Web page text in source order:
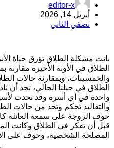
editor-x
أبريل 14, 2026
نصفي الثاني
مشكلة الطلاق تؤرق حياة
في الأونة الأخيرة مقارنة
وبمقارنة حالات
في جيلنا الحالي، نجد أن
في أي أسرة وقد تحدث
تحكم وتحد من حالات
الزوجة على سمعة العائلة
أن تفكر في الطلاق وكانت
الشخصية، وخوف على